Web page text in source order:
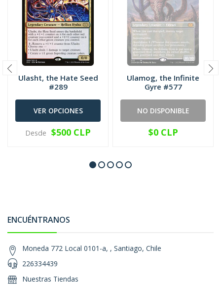
Ulasht, the Hate Seed
#289
VER OPCIONES
Desde $500 CLP
Ulamog, the Infinite
Gyre #577
NO DISPONIBLE
$0 CLP
ENCUÉNTRANOS
Moneda 772 Local 0101-a, , Santiago, Chile
226334439
Nuestras Tiendas